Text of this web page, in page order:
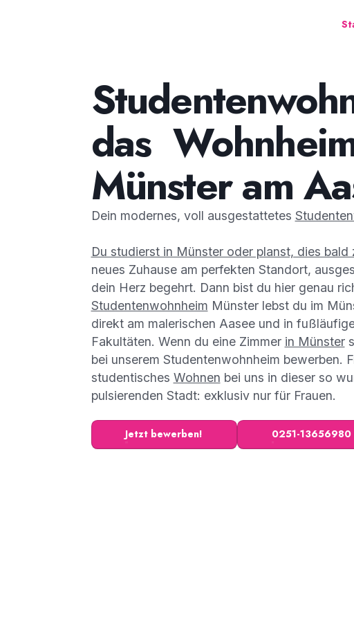
das
Münster am
Dein modernes, voll ausgestattetes
Du studierst in Münster oder planst, dies bald
neues Zuhause am perfekten Standort,
dein Herz begehrt. Dann bist du hier genau
Studentenwohnheim Münster lebst du im
direkt am malerischen Aasee und in
Fakultäten. Wenn du eine Zimmer in Münster
bei unserem Studentenwohnheim bewerben.
studentisches Wohnen bei uns in dieser so
pulsierenden Stadt: exklusiv nur für Frauen.
Jetzt bewerben! 0251-13656980